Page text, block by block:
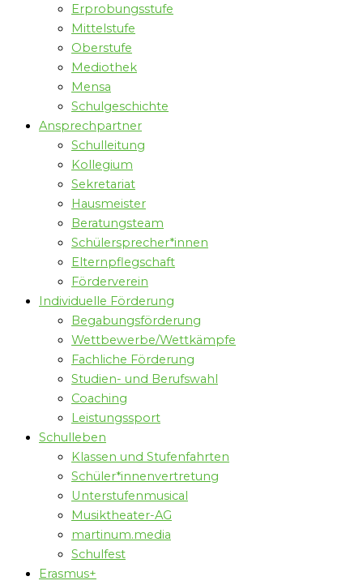
Erprobungsstufe
Mittelstufe
Oberstufe
Mediothek
Mensa
Schulgeschichte
Ansprechpartner
Schulleitung
Kollegium
Sekretariat
Hausmeister
Beratungsteam
Schülersprecher*innen
Elternpflegschaft
Förderverein
Individuelle Förderung
Begabungsförderung
Wettbewerbe/Wettkämpfe
Fachliche Förderung
Studien- und Berufswahl
Coaching
Leistungssport
Schulleben
Klassen und Stufenfahrten
Schüler*innenvertretung
Unterstufenmusical
Musiktheater-AG
martinum.media
Schulfest
Erasmus+